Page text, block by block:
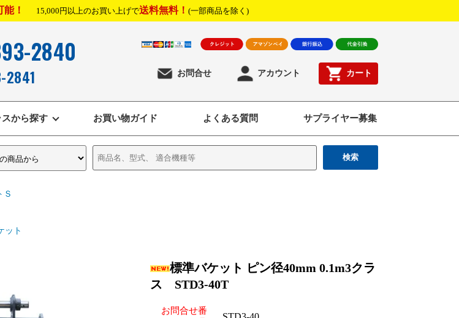
！ 15,000円以上のお買い上げで送料無料！ (一部商品を除く)
2840
2841 お問合せ アカウント カート
から探す お買い物ガイド よくある質問 サプライヤー募集
検索
Ｓ
ット
標準バケット ピン径40mm 0.1m3クラ
ス STD3-40T
お問合せ番